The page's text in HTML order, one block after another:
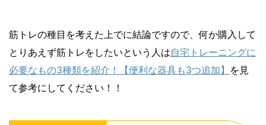
筋トレの種目を考えた上でに結論ですので、何か購入して
とりあえず筋トレをしたいという人は自宅トレーニングに
必要なもの3種類を紹介！【便利な器具も3つ追加】 を見
て参考にしてください！！